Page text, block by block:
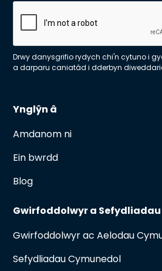
Drwy danysgrifio rydych chi'n cytuno i
a darparu caniatâd i dderbyn
Ynglŷn â
Amdanom ni
Ein bwrdd
Blog
Gwirfoddolwyr a Sefydliadau
Gwirfoddolwyr ac Aelodau
Sefydliadau Cymunedol